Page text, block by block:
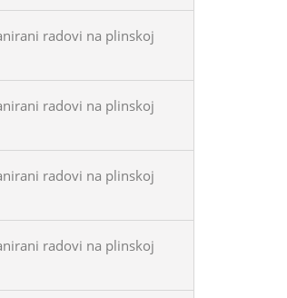
radovi na plinskoj
radovi na plinskoj
radovi na plinskoj
radovi na plinskoj